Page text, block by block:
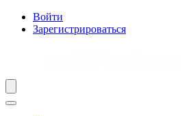
Войти
Зарегистрироваться